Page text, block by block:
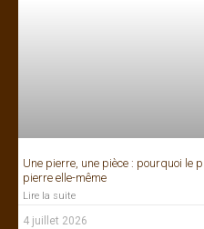
Une pierre, une pièce : pourquoi le
pierre elle-même
Lire la suite
4 juillet 2026